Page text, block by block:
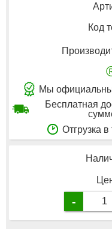
Код
Мы
Бесплатная
Отгрузка
-